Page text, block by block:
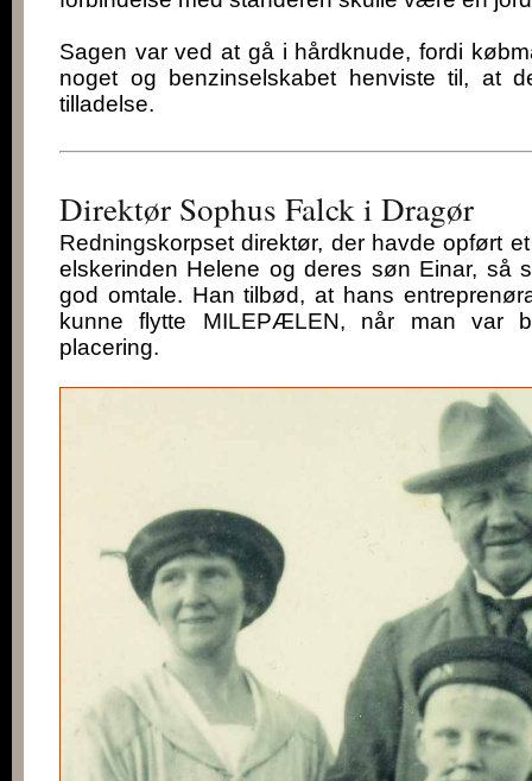
Sagen var ved at gå i hårdknude, fordi
noget og benzinselskabet henviste til, at
tilladelse.
Direktør Sophus Falck i Dragør
Redningskorpset direktør, der havde opført
elskerinden Helene og deres søn Einar, så
god omtale. Han tilbød, at hans
kunne flytte MILEPÆLEN, når man var
placering.